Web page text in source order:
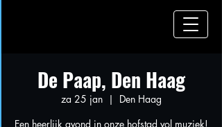
De Paap, Den Haag
za 25 jan
  |
Den Haag
Een heerlijk avond in onze hofstad vol muziek!